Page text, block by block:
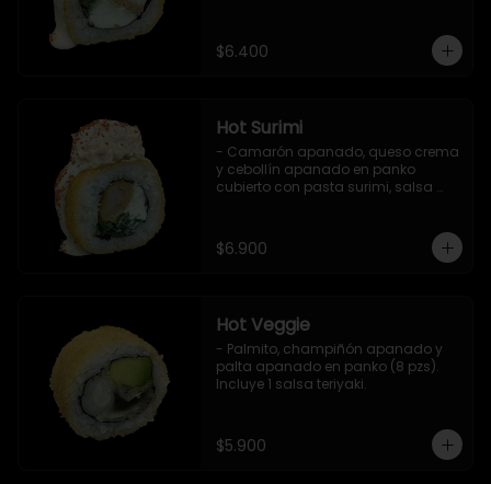
$6.400
Hot Surimi
- Camarón apanado, queso crema
y cebollín apanado en panko
cubierto con pasta surimi, salsa
$6.900
Hot Veggie
- Palmito, champiñón apanado y
palta apanado en panko (8 pzs).
Incluye 1 salsa teriyaki.
$5.900